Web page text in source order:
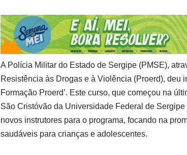
A Polícia Militar do Estado de Sergipe (PMSE),
Resistência às Drogas e à Violência (Proerd), deu
Formação Proerd’. Este curso, que começou na
São Cristóvão da Universidade Federal de
novos instrutores para o programa, focando na
saudáveis para crianças e adolescentes.